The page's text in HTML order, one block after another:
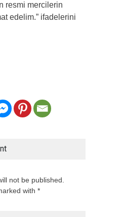
resmi mercilerin
edelim.” ifadelerini
not be published.
with *